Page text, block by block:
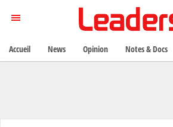
Accueil News Opinion Notes & Docs